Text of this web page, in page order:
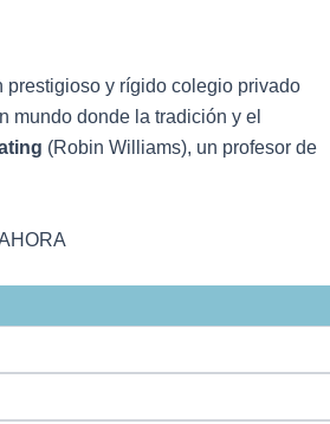
prestigioso y rígido colegio privado
mundo donde la tradición y el
(Robin Williams), un profesor de